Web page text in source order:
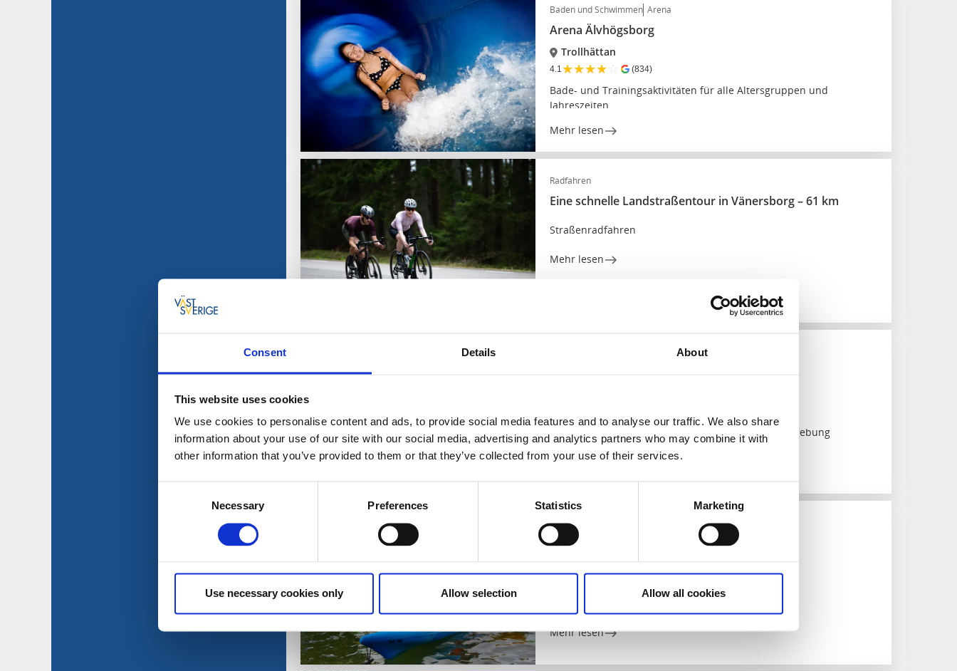
Consent Details About
This website uses cookies
We use cookies to personalise content and ads, to provide social media features and to analyse our traffic. We also share
information about your use of our site with our social media, advertising and analytics partners who may combine it with
other information that you’ve provided to them or that they’ve collected from your use of their services.
Necessary Preferences Statistics Marketing
Use necessary cookies only Allow selection Allow all cookies
Baden und Schwimmen Arena
Arena Älvhögsborg
Trollhättan
4.1★★★★☆ (834)
Bade- und Trainingsaktivitäten für alle Altersgruppen und
Jahreszeiten
Mehr lesen
Radfahren
Eine schnelle Landstraßentour in Vänersborg – 61 km
Straßenradfahren
Mehr lesen
Eine Zeitreise in die älteste erhaltene Museumsumgebung
Schwedens
Aktivitäten
Blågrönt liv - Kajak und Wandern
Mehr lesen